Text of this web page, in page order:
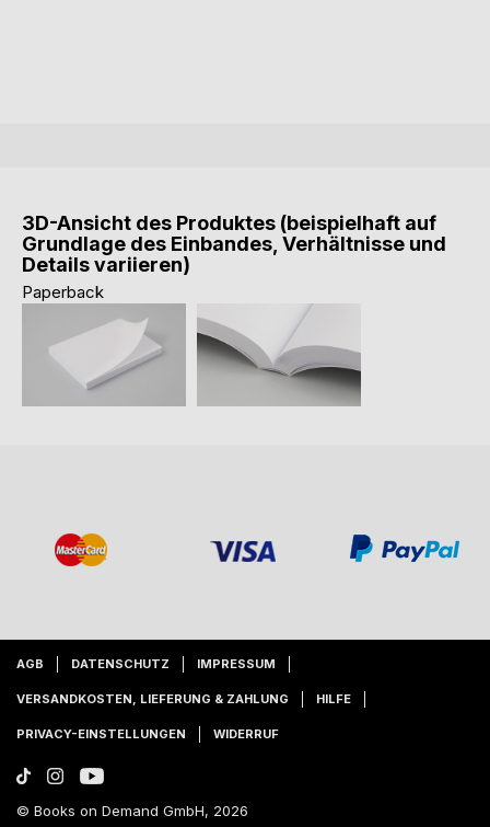
3D-Ansicht des Produktes (beispielhaft auf
Grundlage des Einbandes, Verhältnisse und
Details variieren)
Paperback
AGB DATENSCHUTZ IMPRESSUM
VERSANDKOSTEN, LIEFERUNG & ZAHLUNG HILFE
PRIVACY-EINSTELLUNGEN WIDERRUF
© Books on Demand GmbH, 2026